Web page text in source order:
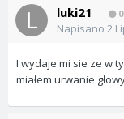
luki21 0
Napisano 2
I wydaje mi sie ze w
miałem urwanie